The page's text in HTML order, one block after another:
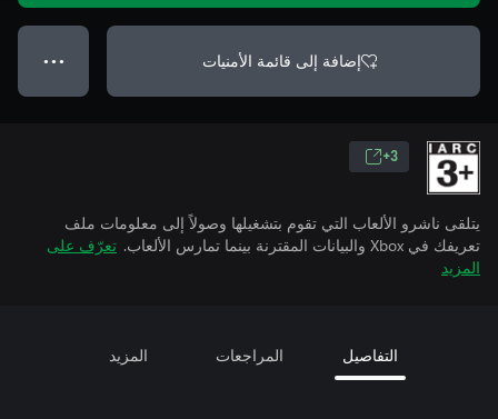
إضافة إلى قائمة الأمنيات ● ● ●
3+
يتلقى ناشرو الألعاب التي تقوم بتشغيلها وصولاً إلى معلومات ملف
تعريفك في Xbox والبيانات المقترنة بينما تمارس الألعاب.
تعرّف على
المزيد
التفاصيل المراجعات المزيد